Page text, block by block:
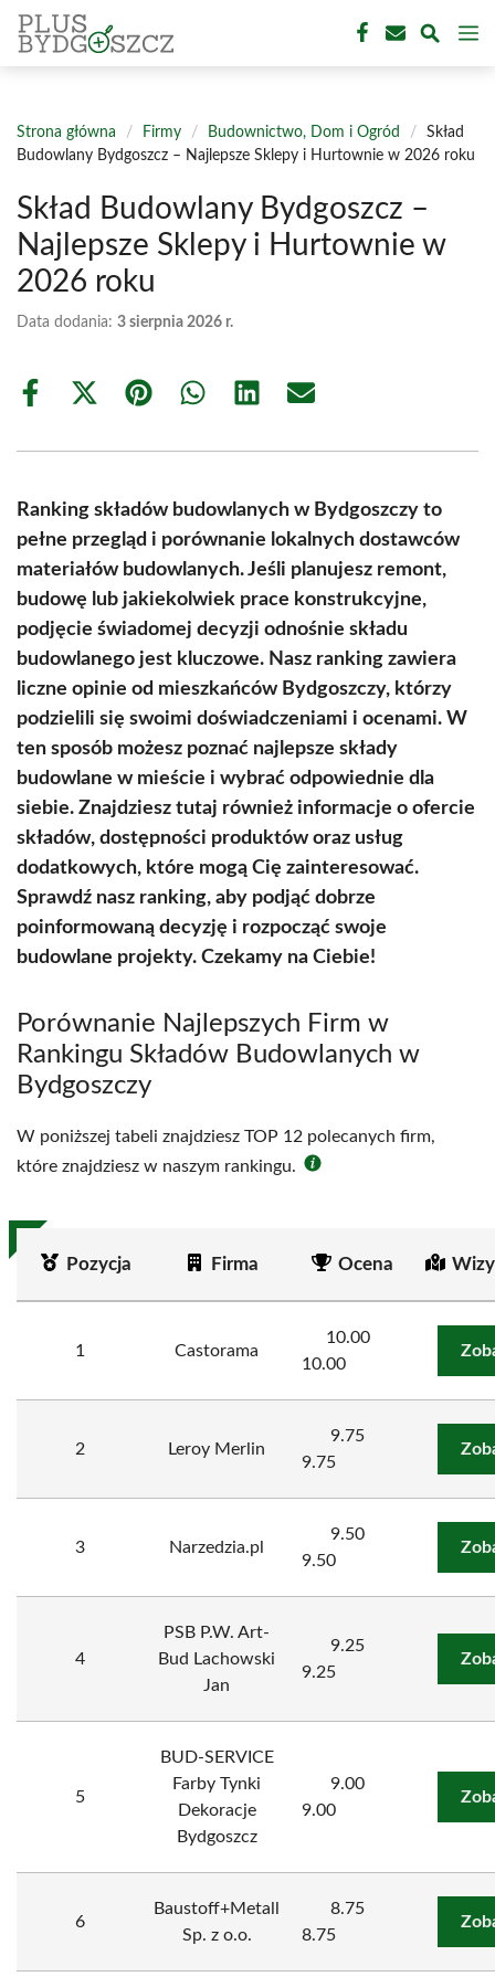
Przejdź
do
treści
Strona główna / Firmy / Budownictwo, Dom i Ogród /
Skład
Budowlany Bydgoszcz – Najlepsze Sklepy i Hurtownie w 2026 roku
Skład Budowlany Bydgoszcz –
Najlepsze Sklepy i Hurtownie w
2026 roku
Data dodania: 3 sierpnia 2026 r.
Share
Share
(Twitter)
Share Share Share Share
Ranking składów budowlanych w Bydgoszczy to
pełne przegląd i porównanie lokalnych dostawców
materiałów budowlanych. Jeśli planujesz remont,
budowę lub jakiekolwiek prace konstrukcyjne,
podjęcie świadomej decyzji odnośnie składu
budowlanego jest kluczowe. Nasz ranking zawiera
liczne opinie od mieszkańców Bydgoszczy, którzy
podzielili się swoimi doświadczeniami i ocenami. W
ten sposób możesz poznać najlepsze składy
budowlane w mieście i wybrać odpowiednie dla
siebie. Znajdziesz tutaj również informacje o ofercie
składów, dostępności produktów oraz usług
dodatkowych, które mogą Cię zainteresować.
Sprawdź nasz ranking, aby podjąć dobrze
poinformowaną decyzję i rozpocząć swoje
budowlane projekty. Czekamy na Ciebie!
Porównanie Najlepszych Firm w
Rankingu Składów Budowlanych w
Bydgoszczy
W poniższej tabeli znajdziesz TOP 12 polecanych firm,
które znajdziesz w naszym rankingu.
Pozycja Firma Ocena
1 Castorama
10.00
10.00
2 Leroy Merlin
9.75
9.75
3 Narzedzia.pl
9.50
9.50
4
PSB P.W. Art-
Bud Lachowski
Jan
9.25
9.25
5
BUD-SERVICE
Farby Tynki
Dekoracje
Bydgoszcz
9.00
9.00
6
Baustoff+Metall
Sp. z o.o.
8.75
8.75